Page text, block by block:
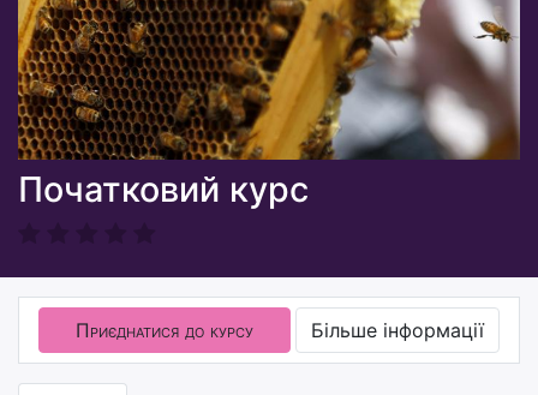
Початковий курс
Приєднатися до курсу Більше інформації